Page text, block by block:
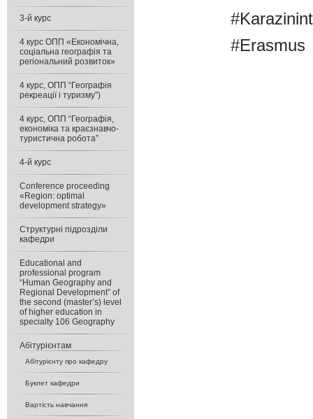
#Erasmus
3-й курс
4 курс ОПП «Економічна,
соціальна географія та
регіональний розвиток»
4 курс, ОПП “Географія
рекреації і туризму”)
4 курс, ОПП “Географія,
економіка та краєзнавчо-
туристична робота”
4-й курс
Conference proceeding
«Region: optimal
development strategy»
Cтруктурні підрозділи
кафедри
Educational and
professional program
“Human Geography and
Regional Development” of
the second (master’s) level
of higher education in
specialty 106 Geography
Абітурієнтам
Абітурієнту про кафедру
Буклет кафедри
Вартість навчання